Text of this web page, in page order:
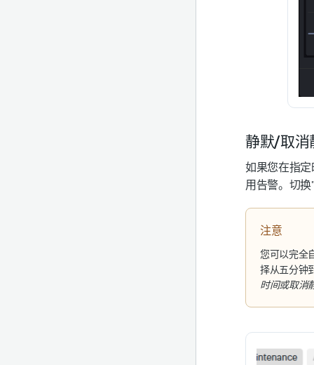
静默/取消
如果您在指
用告警。切
注意
您可以完全
择从五分钟
时间或取消